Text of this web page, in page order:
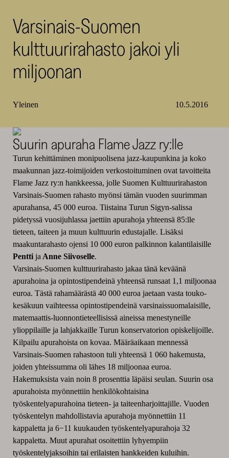
Varsinais-Suomen
kulttuurirahasto jakoi yli
miljoonan
Yleinen 10.5.2016
Suurin apuraha Flame Jazz ry:lle
Turun kehittäminen monipuolisena jazz-kaupunkina ja koko
maakunnan jazz-toimijoiden verkostoituminen ovat tavoitteita
Flame Jazz ry:n hankkeessa, jolle Suomen Kulttuurirahaston
Varsinais-Suomen rahasto myönsi tämän vuoden suurimman
apurahansa, 45 000 euroa. Tiistaina Turun Sigyn-salissa
pidetyssä vuosijuhlassa jaettiin apurahoja yhteensä 85:lle
tieteen, taiteen ja muun kulttuurin edustajalle. Lisäksi
maakuntarahasto ojensi 10 000 euron palkinnon kalantilaisille
Pentti ja Anne Siivoselle.
Varsinais-Suomen kulttuurirahasto jakaa tänä keväänä
apurahoina ja opintostipendeinä yhteensä runsaat 1,1 miljoonaa
euroa. Tästä rahamäärästä 40 000 euroa jaetaan vasta touko-
kesäkuun vaihteessa opintostipendeinä varsinaissuomalaisille,
matemaattis-luonnontieteellisissä aineissa menestyneille
ylioppilaille ja lahjakkaille Turun konservatorion opiskelijoille.
Kilpailu apurahoista on kovaa. Määräaikaan mennessä
Varsinais-Suomen rahastoon tuli yhteensä 1 060 hakemusta,
joiden yhteissumma oli lähes 18 miljoonaa euroa.
Hakemuksista vain noin 8 prosenttia läpäisi seulan. Suurin osa
apurahoista myönnettiin henkilökohtaisina
työskentelyapurahoina tieteen- ja taiteenharjoittajille. Vuoden
työskentelyn mahdollistavia apurahoja myönnettiin 11
kappaletta ja 6−11 kuukauden työskentelyapurahoja 32
kappaletta. Muut apurahat osoitettiin lyhyempiin
työskentelyjaksoihin tai erilaisten hankkeiden kuluihin.